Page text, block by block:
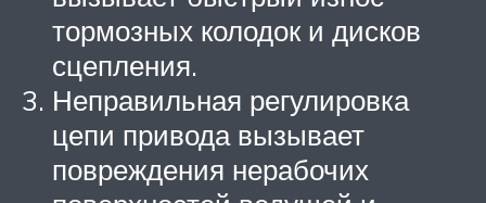
тормозных колодок и дисков
сцепления.
Неправильная регулировка
цепи привода вызывает
повреждения нерабочих